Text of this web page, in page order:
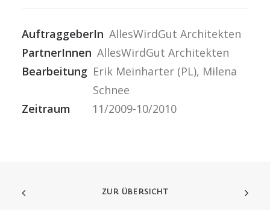
AuftraggeberIn AllesWirdGut Architekten
PartnerInnen AllesWirdGut Architekten
Bearbeitung Erik Meinharter (PL), Milena
Schnee
Zeitraum
11/2009-10/2010
ZUR ÜBERSICHT